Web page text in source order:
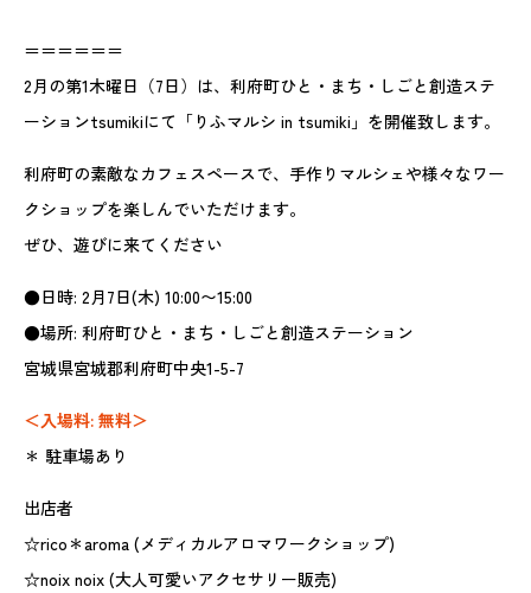
＝＝＝＝＝＝
2月の第1木曜日（7日）は、利府町ひと・まち・しごと創造ステ
ーションtsumikiにて「りふマルシ in tsumiki」を開催致します。
利府町の素敵なカフェスペースで、手作りマルシェや様々なワー
クショップを楽しんでいただけます。
ぜひ、遊びに来てください
●日時: 2月7日(木) 10:00〜15:00
●場所: 利府町ひと・まち・しごと創造ステーション
宮城県宮城郡利府町中央1-5-7
＜入場料: 無料＞
＊ 駐車場あり
出店者
☆rico＊aroma (メディカルアロマワークショップ)
☆noix noix (大人可愛いアクセサリー販売)